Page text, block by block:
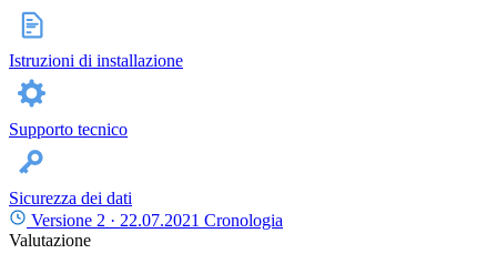
Istruzioni di installazione
Supporto tecnico
Sicurezza dei dati
Versione 2 · 22.07.2021 Cronologia
Valutazione